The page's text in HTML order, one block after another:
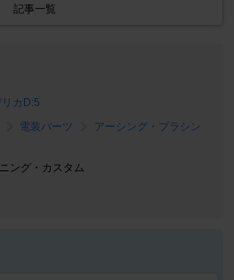
記事一覧
カD:5
電装パーツ
アーシング・プラシン
ング・カスタム